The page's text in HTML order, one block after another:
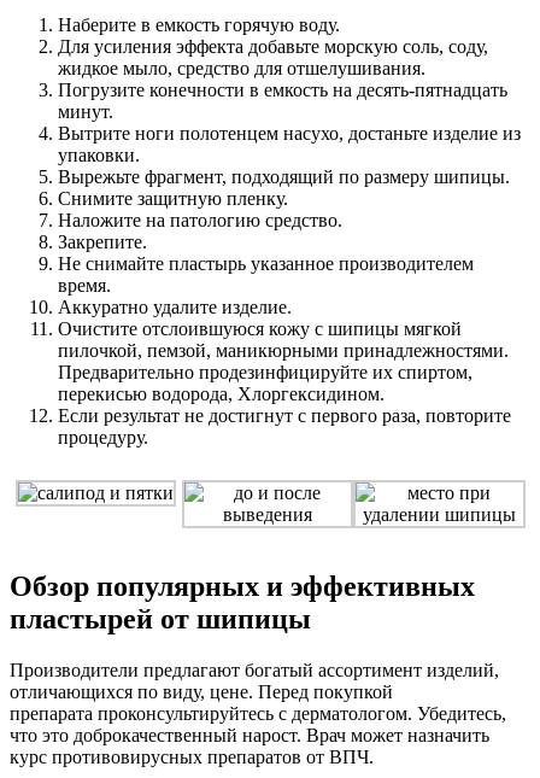
Наберите в емкость горячую воду.
Для усиления эффекта добавьте морскую соль, соду,
жидкое мыло, средство для отшелушивания.
Погрузите конечности в емкость на десять-пятнадцать
минут.
Вытрите ноги полотенцем насухо, достаньте изделие из
упаковки.
Вырежьте фрагмент, подходящий по размеру шипицы.
Снимите защитную пленку.
Наложите на патологию средство.
Закрепите.
Не снимайте пластырь указанное производителем
время.
Аккуратно удалите изделие.
Очистите отслоившуюся кожу с шипицы мягкой
пилочкой, пемзой, маникюрными принадлежностями.
Предварительно продезинфицируйте их спиртом,
перекисью водорода, Хлоргексидином.
Если результат не достигнут с первого раза, повторите
процедуру.
Обзор популярных и эффективных
пластырей от шипицы
Производители предлагают богатый ассортимент изделий,
отличающихся по виду, цене. Перед покупкой
препарата проконсультируйтесь с дерматологом. Убедитесь,
что это доброкачественный нарост. Врач может назначить
курс противовирусных препаратов от ВПЧ.